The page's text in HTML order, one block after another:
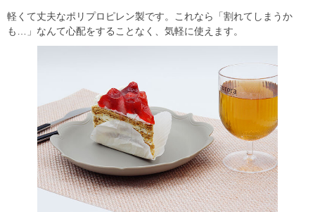
軽くて丈夫なポリプロピレン製です。これなら「割れてしまうか
も…」なんて心配をすることなく、気軽に使えます。